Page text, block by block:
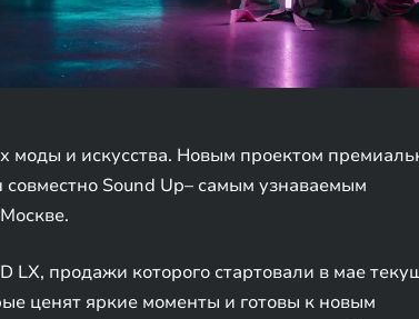
моды и искусства. Новым проектом
Sound Up– самым узнаваемым
продажи которого стартовали в мае
ценят яркие моменты и готовы к новым